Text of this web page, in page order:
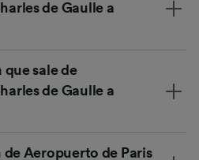
de Gaulle a
que sale de
de Gaulle a
Aeropuerto de Paris